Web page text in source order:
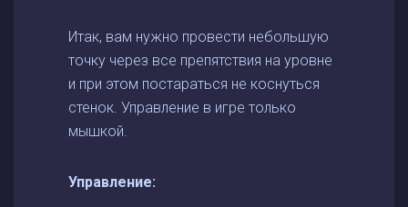
Итак, вам нужно провести небольшую
точку через все препятствия на уровне
и при этом постараться не коснуться
стенок. Управление в игре только
мышкой.
Управление: